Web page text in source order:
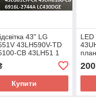
43" LG
43LH590V-TD
CB 43LH51 1
Купити
LED
200